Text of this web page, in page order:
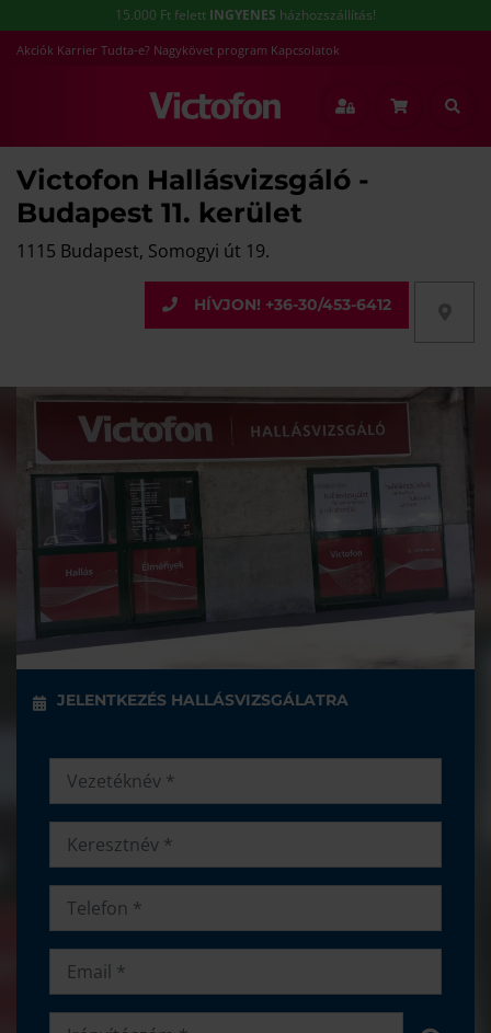
15.000 Ft felett INGYENES házhozszállítás!
Akciók Karrier Tudta-e? Nagykövet program Kapcsolatok
Victofon Hallásvizsgáló -
Budapest 11. kerület
1115 Budapest, Somogyi út 19.
HÍVJON! +36-30/453-6412
JELENTKEZÉS HALLÁSVIZSGÁLATRA